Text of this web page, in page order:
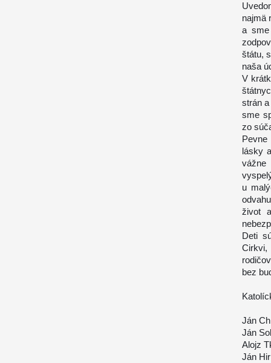
najmä
a
štátu,
naša
V
strán
sme
zo
lásky
vážne
u
život
Deti
bez
Ján
Ján
Alojz
Ján